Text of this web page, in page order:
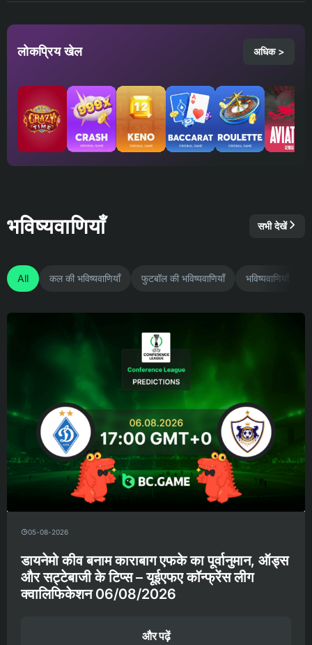
लोकप्रिय खेल अधिक >
भविष्यवाणियाँ सभी देखें
All कल की भविष्यवाणियाँ फुटबॉल की भविष्यवाणियाँ भविष्यवाणियाँ
05-08-2026
डायनेमो कीव बनाम काराबाग एफके का पूर्वानुमान, ऑड्स
और सट्टेबाजी के टिप्स – यूईएफए कॉन्फ्रेंस लीग
क्वालिफिकेशन 06/08/2026
और पढ़ें